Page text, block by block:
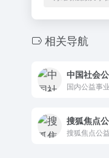
相关导航
中国社会
搜狐焦点
搜狐焦点公